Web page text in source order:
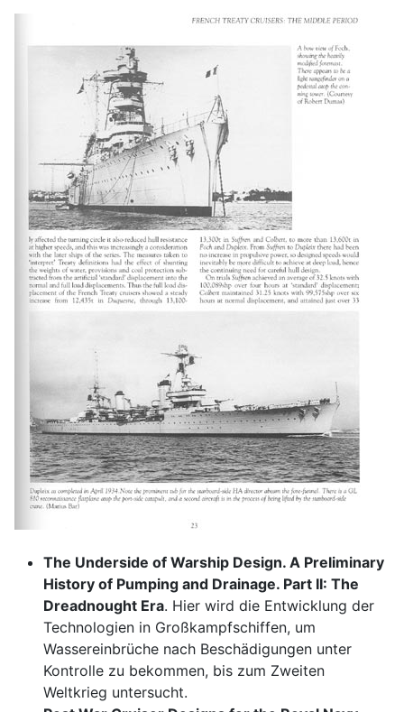
The Underside of Warship Design. A Preliminary
History of Pumping and Drainage. Part II: The
Dreadnought Era. Hier wird die Entwicklung der
Technologien in Großkampfschiffen, um
Wassereinbrüche nach Beschädigungen unter
Kontrolle zu bekommen, bis zum Zweiten
Weltkrieg untersucht.